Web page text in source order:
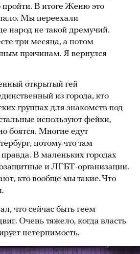
В итоге Женю это
Мы переехали
народ не такой дремучий.
три месяца, а потом
причинам. Я вернулся
открытый гей
из города, кто
группах для знакомств под
используют фейки,
боятся. Многие едут
потому что там
В маленьких городах
и ЛГБТ-организации.
кто вообще мы такие. Что
что сейчас быть геем
Очень тяжело, когда власть
нетерпимость.